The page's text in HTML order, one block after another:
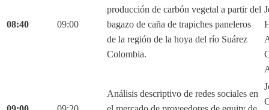
08:40 09:00
producción de carbón vegetal a partir del
bagazo de caña de trapiches paneleros
de la región de la hoya del río Suárez
Colombia.
Análisis descriptivo de redes sociales en